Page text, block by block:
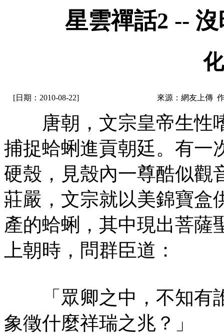
星雲禪話2 --
[日期：2010-08-22] 來源：網友上傳
唐朝，文宗皇帝生性
捕捉蛤蜊進貢朝廷。有一
硬殼，見殼內一尊酷似觀
莊嚴，文宗就以美錦寶盒
產的蛤蜊，其中現出菩薩
上朝時，問群臣道：
「眾卿之中，不知有
象徵什麼祥瑞之兆？」